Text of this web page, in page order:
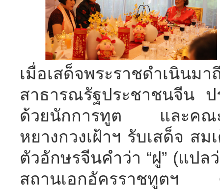
เมื่อเสด็จพระราชดำเนินม
สาธารณรัฐประชาชนจีน ป
ด้วยนักการทูต และคณะอ
หยางกวงเฝ้าฯ รับเสด็จ ส
ตัวอักษรจีนคำว่า “ฝู” (แป
สถานเอกอัครราชทูตฯ ต